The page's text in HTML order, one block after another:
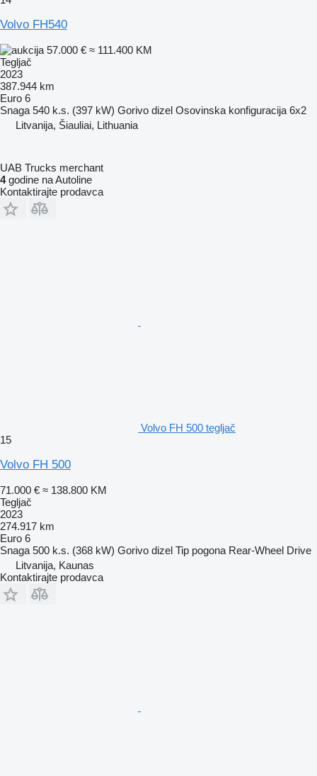
Volvo FH540
57.000 € ≈ 111.400 KM
Tegljač
2023
387.944 km
Euro 6
Snaga 540 k.s. (397 kW) Gorivo dizel Osovinska konfiguracija 6x2
Litvanija, Šiauliai, Lithuania
UAB Trucks merchant
4godine na Autoline
Kontaktirajte prodavca
Volvo FH 500 tegljač
15
Volvo FH 500
71.000 € ≈ 138.800 KM
Tegljač
2023
274.917 km
Euro 6
Snaga 500 k.s. (368 kW) Gorivo dizel Tip pogona Rear-Wheel Drive
Litvanija, Kaunas
Kontaktirajte prodavca